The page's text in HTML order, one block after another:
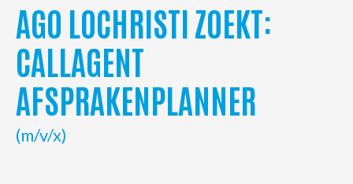
Kantoren
My AGO
Contact
AGO LOCHRISTI ZOEKT:
CALLAGENT
AFSPRAKENPLANNER
(m/v/x)